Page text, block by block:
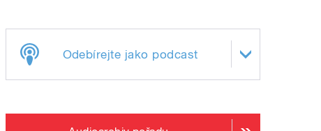
Odebírejte jako podcast